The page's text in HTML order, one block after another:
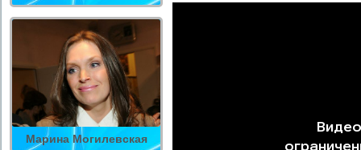
Марина Могилевская